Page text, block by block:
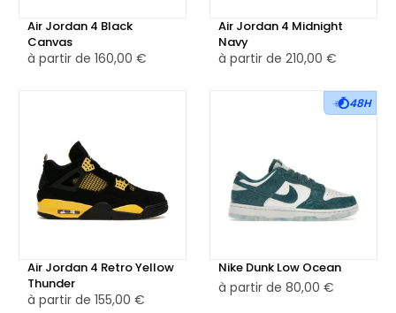
Air Jordan 4 Black
Canvas
à partir de 160,00 €
Air Jordan 4 Midnight
Navy
à partir de 210,00 €
Air Jordan 4 Retro Yellow
Thunder
à partir de 155,00 €
48H
Nike Dunk Low Ocean
à partir de 80,00 €